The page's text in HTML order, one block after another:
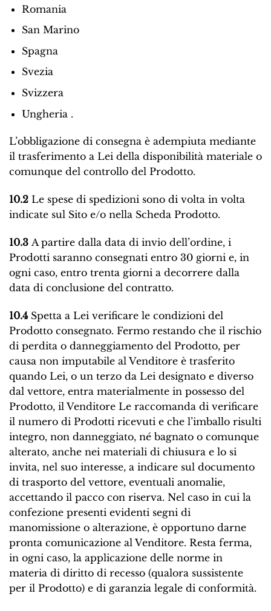
Romania
San Marino
Spagna
Svezia
Svizzera
Ungheria .
L’obbligazione di consegna è adempiuta mediante
il trasferimento a Lei della disponibilità materiale o
comunque del controllo del Prodotto.
10.2 Le spese di spedizioni sono di volta in volta
indicate sul Sito e/o nella Scheda Prodotto.
10.3 A partire dalla data di invio dell’ordine, i
Prodotti saranno consegnati entro 30 giorni e, in
ogni caso, entro trenta giorni a decorrere dalla
data di conclusione del contratto.
10.4 Spetta a Lei verificare le condizioni del
Prodotto consegnato. Fermo restando che il rischio
di perdita o danneggiamento del Prodotto, per
causa non imputabile al Venditore è trasferito
quando Lei, o un terzo da Lei designato e diverso
dal vettore, entra materialmente in possesso del
Prodotto, il Venditore Le raccomanda di verificare
il numero di Prodotti ricevuti e che l’imballo risulti
integro, non danneggiato, né bagnato o comunque
alterato, anche nei materiali di chiusura e lo si
invita, nel suo interesse, a indicare sul documento
di trasporto del vettore, eventuali anomalie,
accettando il pacco con riserva. Nel caso in cui la
confezione presenti evidenti segni di
manomissione o alterazione, è opportuno darne
pronta comunicazione al Venditore. Resta ferma,
in ogni caso, la applicazione delle norme in
materia di diritto di recesso (qualora sussistente
per il Prodotto) e di garanzia legale di conformità.